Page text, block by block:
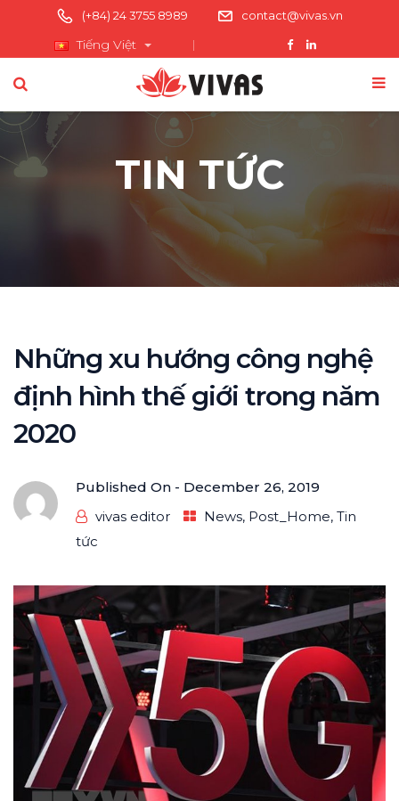
(+84) 24 3755 8989 contact@vivas.vn
Tiếng Việt
TIN TỨC
Những xu hướng công nghệ
định hình thế giới trong năm
2020
Published On - December 26, 2019
vivas editor
News, Post_Home, Tin
tức